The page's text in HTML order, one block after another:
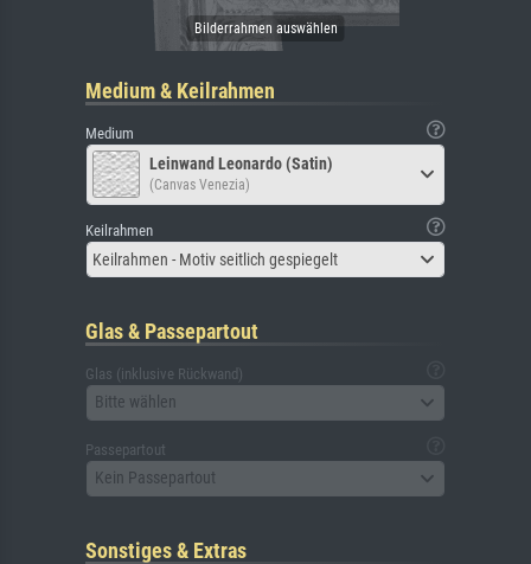
Medium & Keilrahmen
Medium
Leinwand Leonardo (Satin)
(Canvas Venezia)
Keilrahmen
Keilrahmen - Motiv seitlich gespiegelt
Glas & Passepartout
Glas (inklusive Rückwand)
Bitte wählen
Passepartout
Kein Passepartout
Sonstiges & Extras